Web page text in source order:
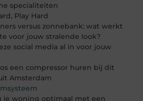
specialiteiten
Play Hard
versus zonnebank: wat werkt
voor jouw stralende look?
social media al in voor jouw
een compressor huren bij dit
Amsterdam
je woning optimaal met een